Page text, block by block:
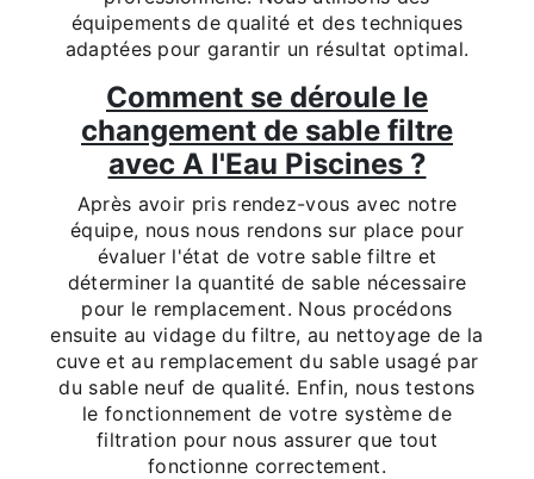
équipements de qualité et des techniques
adaptées pour garantir un résultat optimal.
Comment se déroule le
changement de sable filtre
avec A l'Eau Piscines ?
Après avoir pris rendez-vous avec notre
équipe, nous nous rendons sur place pour
évaluer l'état de votre sable filtre et
déterminer la quantité de sable nécessaire
pour le remplacement. Nous procédons
ensuite au vidage du filtre, au nettoyage de la
cuve et au remplacement du sable usagé par
du sable neuf de qualité. Enfin, nous testons
le fonctionnement de votre système de
filtration pour nous assurer que tout
fonctionne correctement.